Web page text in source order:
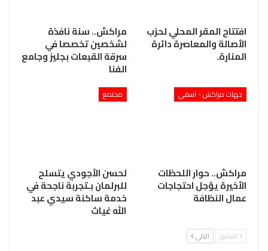
افتتاح المقر المحلي لحزب
الأصالة والمعاصرة دائرة
المنارة.
مراكش.. سنة نافذة
لشخصين تخصصا في
سرقة القبعات بجليز وجامع
الفنا
جهات مراكش - اسفي
مراكش.. حوار اللحظات
الأخيرة يؤجل احتجاجات
عمال النظافة
مجتمع
لحسن الأجودي يتسلح
للبرلمان بـتجربة ناجحة في
خدمة ساكنة سيدي عبد
الله غياث
السابق التالي